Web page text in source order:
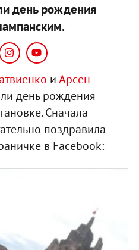
день рождения
иАрсен
день рождения
Сначала
поздравила
в Facebook: